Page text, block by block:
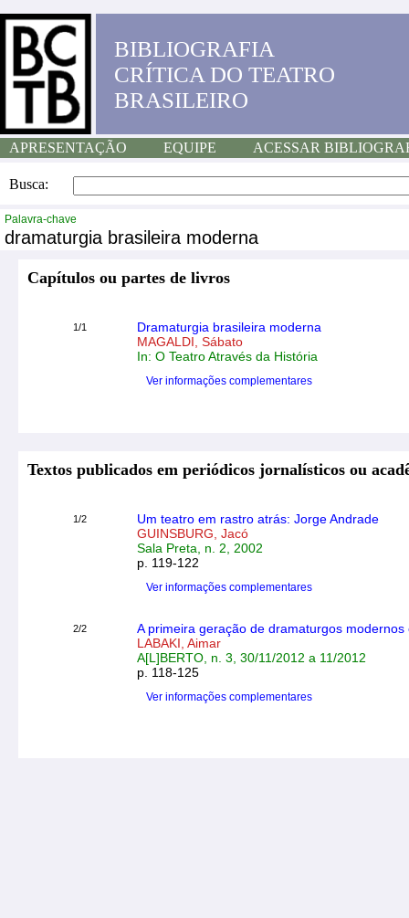
BIBLIOGRAFIA
CRÍTICA DO TEATRO
BRASILEIRO
APRESENTAÇÃO EQUIPE ACESSAR
Busca:
Palavra-chave
dramaturgia brasileira moderna
Capítulos ou partes de livros
1/1
Dramaturgia brasileira moderna
MAGALDI, Sábato
In: O Teatro Através da História
Ver informações complementares
Textos publicados em periódicos jornalísticos ou
1/2
Um teatro em rastro atrás: Jorge Andrade
GUINSBURG, Jacó
Sala Preta, n. 2, 2002
p. 119-122
Ver informações complementares
2/2
A primeira geração de dramaturgos
LABAKI, Aimar
A[L]BERTO, n. 3, 30/11/2012 a 11/2012
p. 118-125
Ver informações complementares